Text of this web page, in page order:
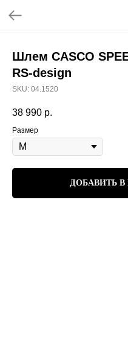
Шлем CASCO
RS-design
SKU: 04.1520
38 990 р.
Размер
ДОБАВИТЬ В